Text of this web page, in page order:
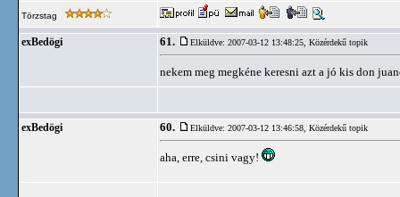
Törzstag
exBedögi 61. Elküldve: 2007-03-12 13:48:25, Közérdekű topik
nekem meg megkéne keresni azt a jó kis don
exBedögi 60. Elküldve: 2007-03-12 13:46:58, Közérdekű topik
aha, erre, csini vagy!